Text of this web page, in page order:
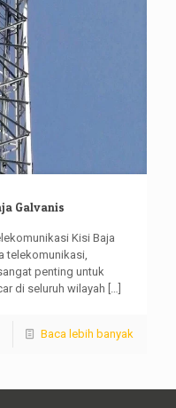
Galvanis
Kisi Baja
telekomunikasi,
penting untuk
di seluruh wilayah […]
Baca lebih banyak